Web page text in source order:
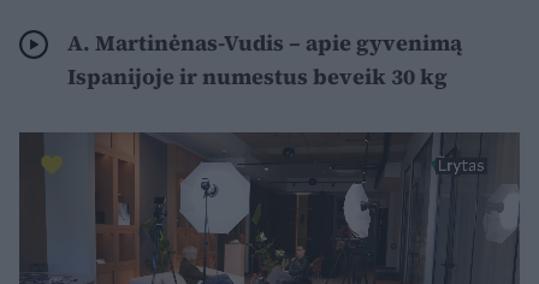
A. Martinėnas-Vudis – apie gyvenimą
Ispanijoje ir numestus beveik 30 kg